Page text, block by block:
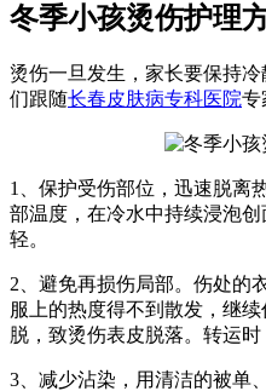
冬季小孩烫伤护理
烫伤一旦发生，家长要保持
们跟随长春皮肤病专科医院专
1、保护受伤部位，迅速脱离
部温度，在冷水中持续浸泡
轻。
2、避免再损伤局部。伤处的
服上的热度得不到散发，继
脱，致烫伤表皮脱落。转运时
3、减少沾染，用清洁的被单